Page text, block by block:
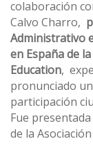
colaboración
Calvo Charro,
Administrativo
en España de
Education,
pronunciado
participación
Fue
de la